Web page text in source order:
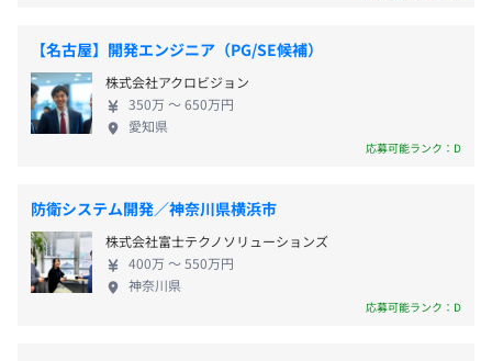
【開発環境】
言語：C
MATLAB、Simulink
年に一度、人事考課の面談をおこなっています。
技術のスペシャリストとしてのキャリアと、マネージャー
職としてのキャリアが選択できます。
・家族手当
・役職手当
・通勤手当（全額支給）
など
年2回（前年度実績：4.2カ月）
ソフトウェア・メカニクス・ハードウェアのすべて
を熟知している当社は、モノづくりのプロフェッシ
ョナルとして、次世代モビリティの進化を支える存
在であり続けたいと考えています。
【名古屋】開発エンジニア（PG/SE候補）
株式会社アクロビジョン
350万 〜 650万円
愛知県
応募可能ランク：D
防衛システム開発／神奈川県横浜市
株式会社富士テクノソリューションズ
400万 〜 550万円
神奈川県
応募可能ランク：D